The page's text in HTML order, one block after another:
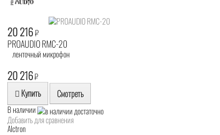
20 216₽
PROAUDIO RMC-20
ленточный микрофон
20 216₽
Купить Смотреть
В наличии
Добавить для сравнения
Alctron